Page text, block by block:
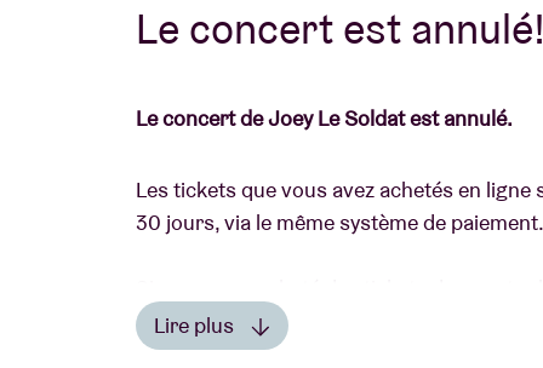
Le concert est annulé!
Le concert de Joey Le Soldat est annulé.
Les tickets que vous avez achetés en
30 jours, via le même système de paiement.
mentionnant votre numéro de compte à AB
ou venez déposer vos tickets à notre
Lire plus